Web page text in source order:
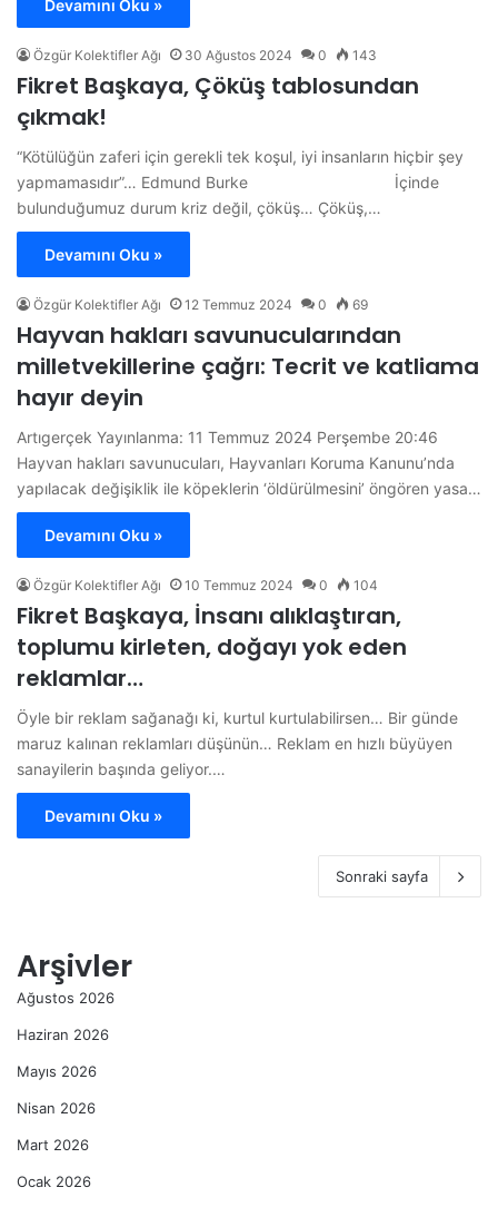
Devamını Oku »
Özgür Kolektifler Ağı 30 Ağustos 2024 0 143
Fikret Başkaya, Çöküş tablosundan
çıkmak!
“Kötülüğün zaferi için gerekli tek koşul, iyi insanların hiçbir şey
yapmamasıdır”… Edmund Burke İçinde
bulunduğumuz durum kriz değil, çöküş… Çöküş,…
Devamını Oku »
Özgür Kolektifler Ağı 12 Temmuz 2024 0 69
Hayvan hakları savunucularından
milletvekillerine çağrı: Tecrit ve katliama
hayır deyin
Artıgerçek Yayınlanma: 11 Temmuz 2024 Perşembe 20:46
Hayvan hakları savunucuları, Hayvanları Koruma Kanunu’nda
yapılacak değişiklik ile köpeklerin ‘öldürülmesini’ öngören yasa…
Devamını Oku »
Özgür Kolektifler Ağı 10 Temmuz 2024 0 104
Fikret Başkaya, İnsanı alıklaştıran,
toplumu kirleten, doğayı yok eden
reklamlar…
Öyle bir reklam sağanağı ki, kurtul kurtulabilirsen… Bir günde
maruz kalınan reklamları düşünün… Reklam en hızlı büyüyen
sanayilerin başında geliyor.…
Devamını Oku »
Sonraki sayfa
Arşivler
Ağustos 2026
Haziran 2026
Mayıs 2026
Nisan 2026
Mart 2026
Ocak 2026